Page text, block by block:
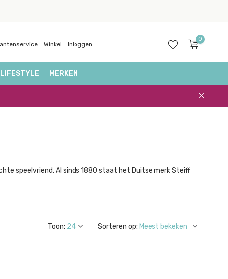
Winkel Inloggen
0
LIFESTYLE MERKEN
speelvriend. Al sinds 1880 staat het Duitse merk Steiff
Toon: Sorteren op: